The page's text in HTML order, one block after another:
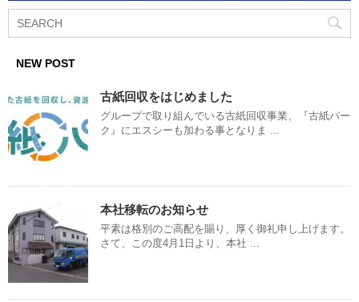
NEW POST
古紙回収をはじめました
グループで取り組んでいる古紙回収事業、『古紙パー
ク』にエスシーも加わる事となりま ...
本社移転のお知らせ
平素は格別のご高配を賜り、厚く御礼申し上げます。
さて、この度4月1日より、本社 ...